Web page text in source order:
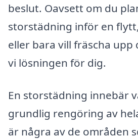
beslut. Oavsett om du
storstädning inför en
eller bara vill fräscha upp
vi lösningen för dig.
En storstädning innebär
grundlig rengöring av
är några av de områden